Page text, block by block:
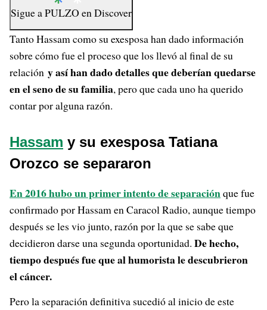
Sigue aPULZO enDiscover
Tanto Hassam como su exesposa han dado información
sobre cómo fue el proceso que los llevó al final de su
relación y así han dado detalles que deberían quedarse
en el seno de su familia, pero que cada uno ha querido
contar por alguna razón.
Hassam y su exesposa Tatiana
Orozco se separaron
En 2016 hubo un primer intento de separaciónque fue
confirmado por Hassam en Caracol Radio, aunque tiempo
después se les vio junto, razón por la que se sabe que
decidieron darse una segunda oportunidad. De hecho,
tiempo después fue que al humorista le descubrieron
el cáncer.
Pero la separación definitiva sucedió al inicio de este